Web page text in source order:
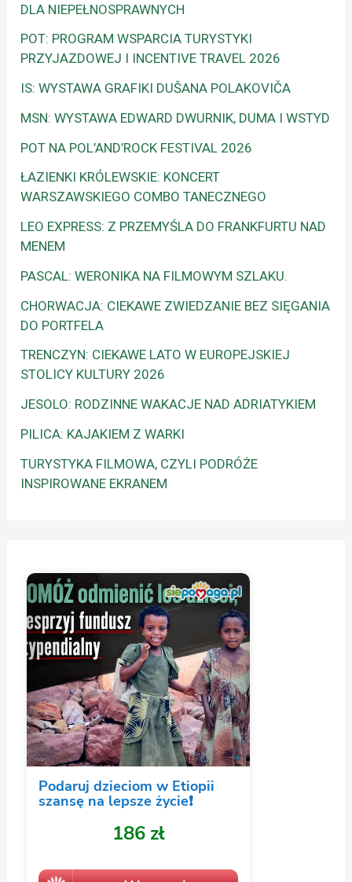
DLA NIEPEŁNOSPRAWNYCH
POT: PROGRAM WSPARCIA TURYSTYKI
PRZYJAZDOWEJ I INCENTIVE TRAVEL 2026
IS: WYSTAWA GRAFIKI DUŠANA POLAKOVIČA
MSN: WYSTAWA EDWARD DWURNIK, DUMA I WSTYD
POT NA POL’AND’ROCK FESTIVAL 2026
ŁAZIENKI KRÓLEWSKIE: KONCERT
WARSZAWSKIEGO COMBO TANECZNEGO
LEO EXPRESS: Z PRZEMYŚLA DO FRANKFURTU NAD
MENEM
PASCAL: WERONIKA NA FILMOWYM SZLAKU.
CHORWACJA: CIEKAWE ZWIEDZANIE BEZ SIĘGANIA
DO PORTFELA
TRENCZYN: CIEKAWE LATO W EUROPEJSKIEJ
STOLICY KULTURY 2026
JESOLO: RODZINNE WAKACJE NAD ADRIATYKIEM
PILICA: KAJAKIEM Z WARKI
TURYSTYKA FILMOWA, CZYLI PODRÓŻE
INSPIROWANE EKRANEM